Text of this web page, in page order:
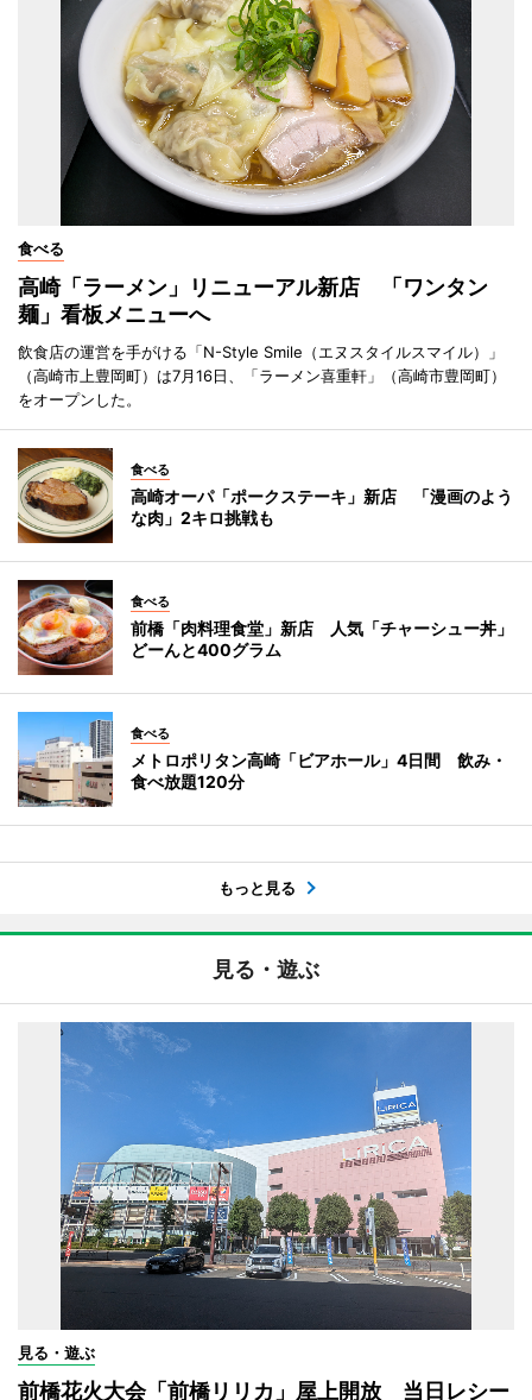
食べる
高崎「ラーメン」リニューアル新店 「ワンタン
麺」看板メニューへ
飲食店の運営を手がける「N-Style Smile（エヌスタイルスマイル）」
（高崎市上豊岡町）は7月16日、「ラーメン喜重軒」（高崎市豊岡町）
をオープンした。
食べる
高崎オーパ「ポークステーキ」新店 「漫画のよう
な肉」2キロ挑戦も
食べる
前橋「肉料理食堂」新店 人気「チャーシュー丼」
どーんと400グラム
食べる
メトロポリタン高崎「ビアホール」4日間 飲み・
食べ放題120分
もっと見る
見る・遊ぶ
見る・遊ぶ
前橋花火大会「前橋リリカ」屋上開放 当日レシー